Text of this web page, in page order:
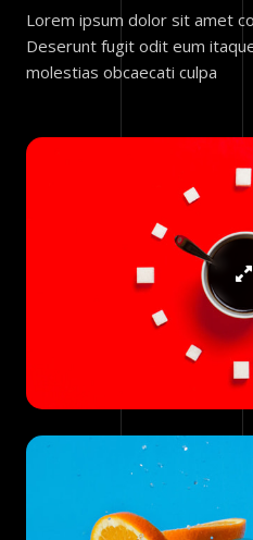
Lorem ipsum dolor sit amet
Deserunt fugit odit eum
molestias obcaecati culpa